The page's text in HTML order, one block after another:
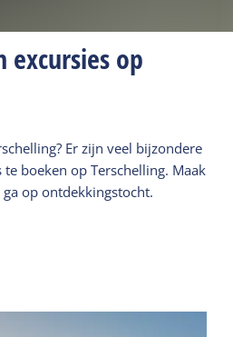
op
Er zijn veel bijzondere
boeken op Terschelling. Maak
op ontdekkingstocht.